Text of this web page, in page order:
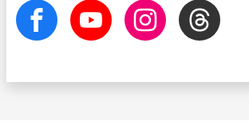
facebook Youtube InstagramThreads